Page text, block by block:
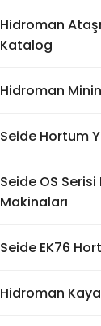
Hidroman
Katalog
Hidroman
Seide Hortum
Seide OS
Makinaları
Seide EK76
Hidroman Kaya